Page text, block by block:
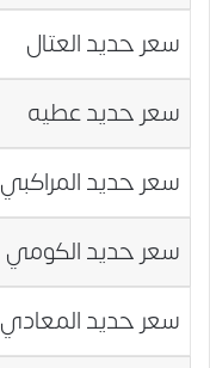
سعر حديد العتال
سعر حديد عطيه
سعر حديد المراكبي
سعر حديد الكومي
سعر حديد المعادي